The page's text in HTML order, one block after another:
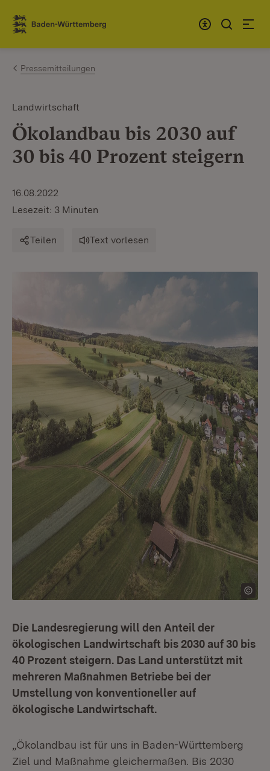
Zum Inhalt springen
Link zur Startseite
Pressemitteilungen
Landwirtschaft
Ökolandbau bis 2030 auf
30 bis 40 Prozent steigern
16.08.2022
Lesezeit: 3 Minuten
Teilen Text vorlesen
Die Landesregierung will den Anteil der
ökologischen Landwirtschaft bis 2030 auf 30 bis
40 Prozent steigern. Das Land unterstützt mit
mehreren Maßnahmen Betriebe bei der
Umstellung von konventioneller auf
ökologische Landwirtschaft.
„Ökolandbau ist für uns in Baden-Württemberg
Ziel und Maßnahme gleichermaßen. Bis 2030